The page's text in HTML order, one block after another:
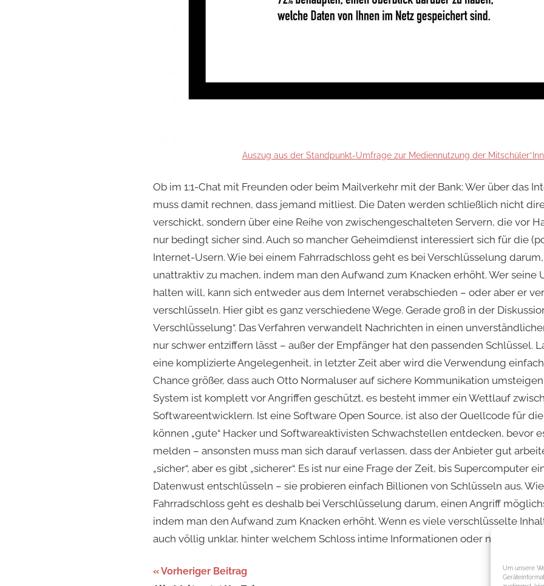
Um unsere
Auszug aus der Standpunkt-Umfrage zur Mediennutzung der
Ob im 1:1-Chat mit Freunden oder beim Mailverkehr mit der Bank: Wer über das
muss damit rechnen, dass jemand mitliest. Die Daten werden schließlich nicht
verschickt, sondern über eine Reihe von zwischengeschalteten Servern, die vor
nur bedingt sicher sind. Auch so mancher Geheimdienst interessiert sich für die
Internet-Usern. Wie bei einem Fahrradschloss geht es bei Verschlüsselung
unattraktiv zu machen, indem man den Aufwand zum Knacken erhöht. Wer seine
halten will, kann sich entweder aus dem Internet verabschieden – oder aber er
verschlüsseln. Hier gibt es ganz verschiedene Wege. Gerade groß in der
Verschlüsselung“. Das Verfahren verwandelt Nachrichten in einen
nur schwer entziffern lässt – außer der Empfänger hat den passenden Schlüssel.
eine komplizierte Angelegenheit, in letzter Zeit aber wird die Verwendung
Chance größer, dass auch Otto Normaluser auf sichere Kommunikation
System ist komplett vor Angriffen geschützt, es besteht immer ein Wettlauf
Softwareentwicklern. Ist eine Software Open Source, ist also der Quellcode für
können „gute“ Hacker und Softwareaktivisten Schwachstellen entdecken, bevor
melden – ansonsten muss man sich darauf verlassen, dass der Anbieter gut
„sicher“, aber es gibt „sicherer“. Es ist nur eine Frage der Zeit, bis Supercomputer
Datenwust entschlüsseln – sie probieren einfach Billionen von Schlüsseln aus.
Fahrradschloss geht es deshalb bei Verschlüsselung darum, einen Angriff
indem man den Aufwand zum Knacken erhöht. Wenn es viele verschlüsselte
auch völlig unklar, hinter welchem Schloss intime Informationen oder nur
Beitragsnavigation
Vorheriger Beitrag